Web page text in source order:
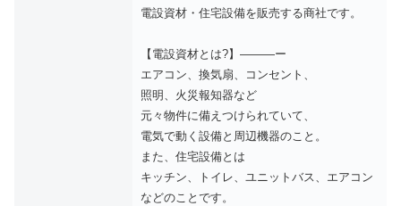
電設資材・住宅設備を販売する商社です。
【電設資材とは?】———ー
エアコン、換気扇、コンセント、
照明、火災報知器など
元々物件に備えつけられていて、
電気で動く設備と周辺機器のこと。
また、住宅設備とは
キッチン、トイレ、ユニットバス、エアコン
などのことです。